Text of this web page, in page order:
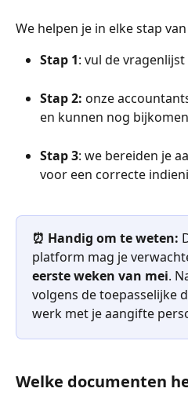
We helpen je in elke stap
Stap 1: vul de
Stap 2: onze
en kunnen nog
Stap 3: we bereiden je
voor een correcte
⏰ Handig om te weten:
platform mag je
eerste weken van mei.
volgens de toepasselijke
werk met je aangifte
Welke documenten